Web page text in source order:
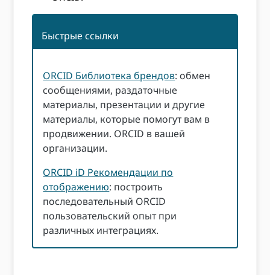
Быстрые ссылки
ORCID Библиотека брендов: обмен
сообщениями, раздаточные
материалы, презентации и другие
материалы, которые помогут вам в
продвижении. ORCID в вашей
организации.
ORCID iD Рекомендации по
отображению: построить
последовательный ORCID
пользовательский опыт при
различных интеграциях.